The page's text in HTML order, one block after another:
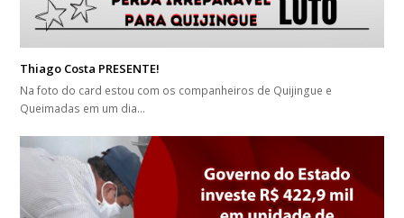
Thiago Costa PRESENTE!
Na foto do card estou com os companheiros de Quijingue e
Queimadas em um dia…